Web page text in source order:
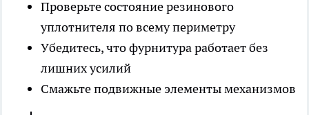
Проверьте состояние резинового
уплотнителя по всему периметру
Убедитесь, что фурнитура работает без
лишних усилий
Смажьте подвижные элементы механизмов